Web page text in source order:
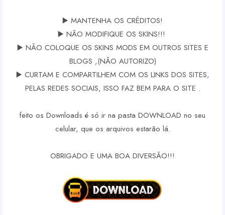
▶️ MANTENHA OS CRÉDITOS!
▶️ NÃO MODIFIQUE OS SKINS!!!
▶️ NÃO COLOQUE OS SKINS MODS EM OUTROS SITES E
BLOGS ,(NÃO AUTORIZO)
▶️ CURTAM E COMPARTILHEM COM OS LINKS DOS SITES,
PELAS REDES SOCIAIS, ISSO FAZ BEM PARA O SITE .
feito os Downloads é só ir na pasta DOWNLOAD no seu
celular, que os arquivos estarão lá.
OBRIGADO E UMA BOA DIVERSÃO!!!